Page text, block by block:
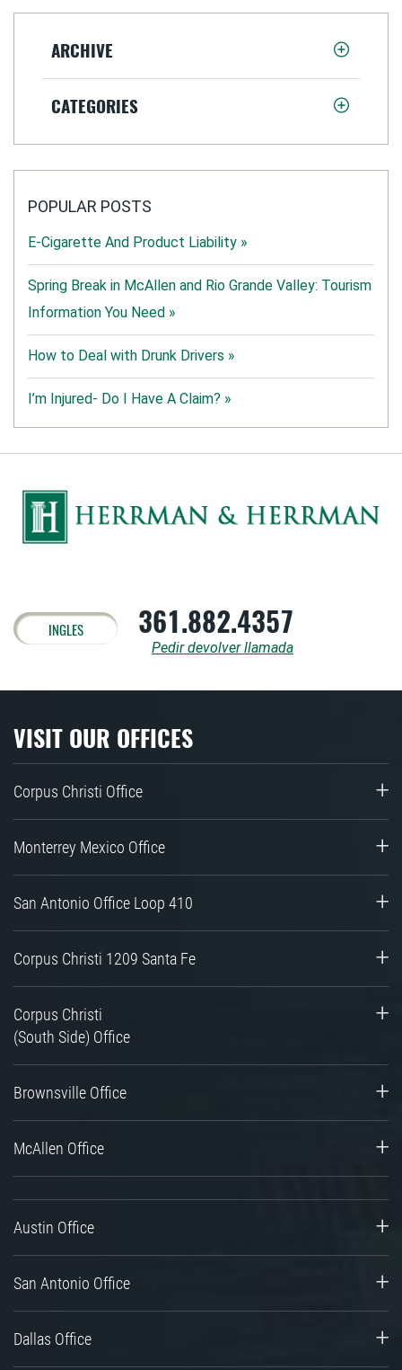
ARCHIVE
CATEGORIES
POPULAR POSTS
E-Cigarette And Product Liability »
Spring Break in McAllen and Rio Grande Valley: Tourism
Information You Need »
How to Deal with Drunk Drivers »
I’m Injured- Do I Have A Claim? »
INGLES 361.882.4357
Pedir devolver llamada
VISIT OUR OFFICES
Corpus Christi Office
Monterrey Mexico Office
San Antonio Office Loop 410
Corpus Christi 1209 Santa Fe
Corpus Christi
(South Side) Office
Brownsville Office
McAllen Office
Austin Office
San Antonio Office
Dallas Office